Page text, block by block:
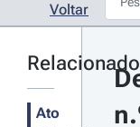
Voltar
Ato